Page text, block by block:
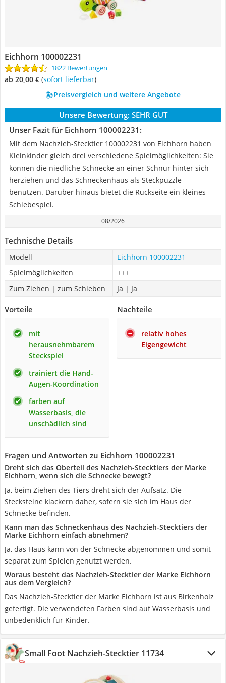
Eichhorn 100002231
1822 Bewertungen
ab 20,00 € ( Sofort lieferbar)
Preisvergleich und weitere Angebote
Unsere Bewertung: SEHR GUT
Unser Fazit für Eichhorn 100002231:
Mit dem Nachzieh-Stecktier 100002231 von Eichhorn haben
Kleinkinder gleich drei verschiedene Spielmöglichkeiten: Sie
können die niedliche Schnecke an einer Schnur hinter sich
herziehen und das Schneckenhaus als Steckpuzzle
benutzen. Darüber hinaus bietet die Rückseite ein kleines
Schiebespiel.
08/2026
Technische Details
Modell
Eichhorn 100002231
Spielmöglichkeiten
+++
Zum Ziehen | zum Schieben
Ja | Ja
Vorteile
mit
herausnehmbarem
Steckspiel
trainiert die Hand-
Augen-Koordination
farben auf
Wasserbasis, die
unschädlich sind
Nachteile
relativ hohes
Eigengewicht
Fragen und Antworten zu Eichhorn 100002231
Dreht sich das Oberteil des Nachzieh-Stecktiers der Marke
Eichhorn, wenn sich die Schnecke bewegt?
Ja, beim Ziehen des Tiers dreht sich der Aufsatz. Die
Stecksteine klackern daher, sofern sie sich im Haus der
Schnecke befinden.
Kann man das Schneckenhaus des Nachzieh-Stecktiers der
Marke Eichhorn einfach abnehmen?
Ja, das Haus kann von der Schnecke abgenommen und somit
separat zum Spielen genutzt werden.
Woraus besteht das Nachzieh-Stecktier der Marke Eichhorn
aus dem Vergleich?
Das Nachzieh-Stecktier der Marke Eichhorn ist aus Birkenholz
gefertigt. Die verwendeten Farben sind auf Wasserbasis und
unbedenklich für Kinder.
Small Foot Nachzieh-Stecktier 11734